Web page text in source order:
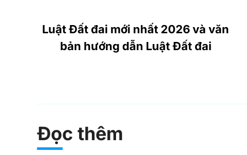
Luật Đất đai mới nhất 2026 và văn
bản hướng dẫn Luật Đất đai
Đọc thêm